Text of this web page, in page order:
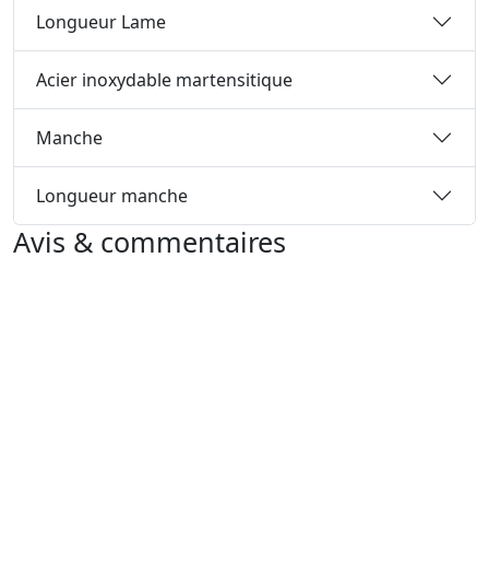
Longueur Lame
Acier inoxydable martensitique
Manche
Longueur manche
Avis & commentaires